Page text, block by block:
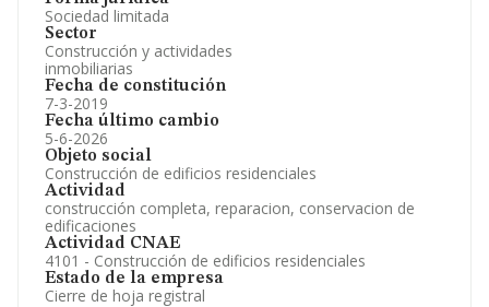
Sociedad limitada
Sector
Construcción y actividades
inmobiliarias
Fecha de constitución
7-3-2019
Fecha último cambio
5-6-2026
Objeto social
Construcción de edificios residenciales
Actividad
construcción completa, reparacion, conservacion de
edificaciones
Actividad CNAE
4101 - Construcción de edificios residenciales
Estado de la empresa
Cierre de hoja registral